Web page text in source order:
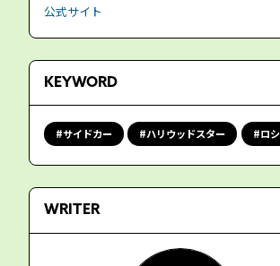
公式サイト
KEYWORD
サイドカー ハリウッドスター ロ
WRITER